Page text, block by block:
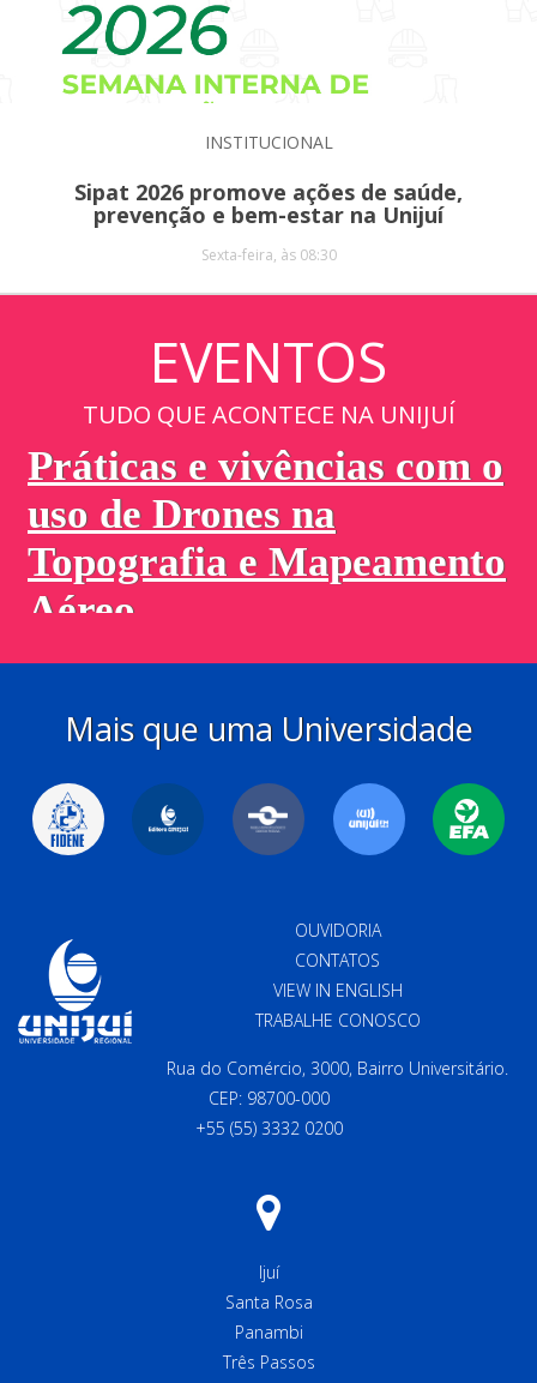
INSTITUCIONAL
Sipat 2026 promove ações de saúde,
prevenção e bem-estar na Unijuí
Sexta-feira, às 08:30
EVENTOS
TUDO QUE ACONTECE NA UNIJUÍ
Mais que uma Universidade
OUVIDORIA
CONTATOS
VIEW IN ENGLISH
TRABALHE CONOSCO
Rua do Comércio, 3000, Bairro Universitário.
CEP: 98700-000
+55 (55) 3332 0200
Ijuí
Santa Rosa
Panambi
Três Passos